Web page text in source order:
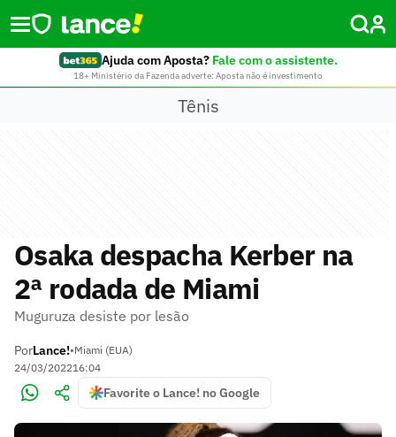
Ajuda com Aposta? Fale com o assistente.
18+ Ministério da Fazenda adverte: Aposta não é investimento
Tênis
Osaka despacha Kerber na
2ª rodada de Miami
Muguruza desiste por lesão
PorLance!•Miami (EUA)
24/03/202216:04
Favorite o Lance! no Google